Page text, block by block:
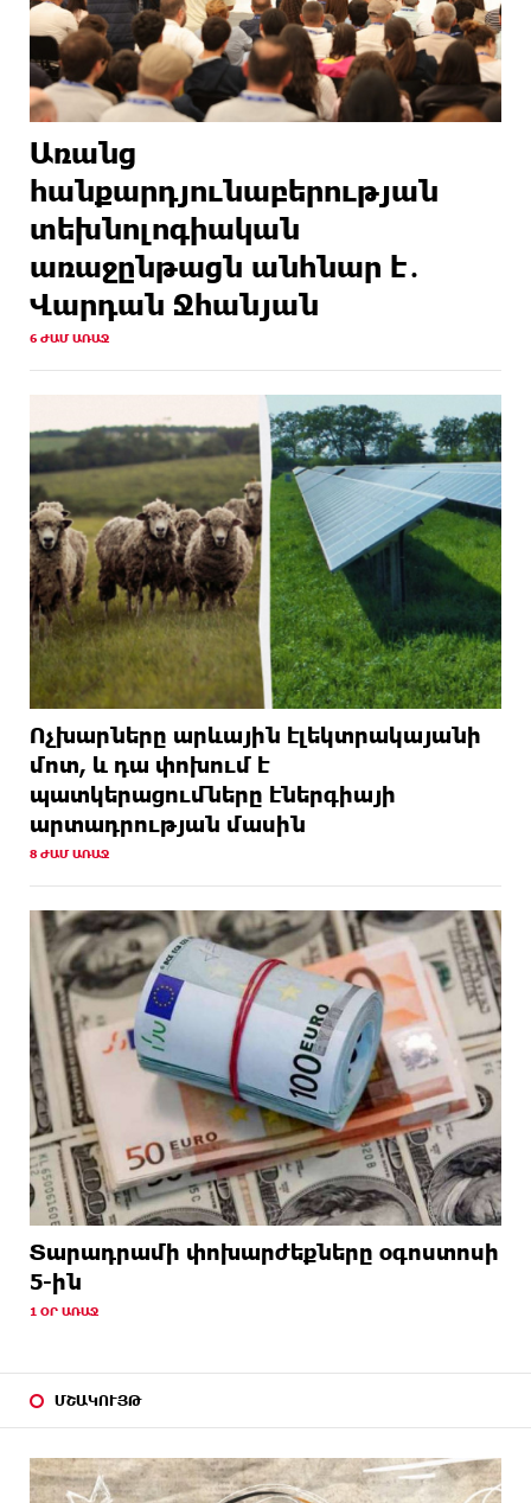
Առանց
հանքարդյունաբերության
տեխնոլոգիական
առաջընթացն անհնար է․
Վարդան Ջհանյան
6 ԺԱՄ ԱՌԱՋ
Ոչխարները արևային էլեկտրակայանի
մոտ, և դա փոխում է
պատկերացումները էներգիայի
արտադրության մասին
8 ԺԱՄ ԱՌԱՋ
Տարադրամի փոխարժեքները օգոստոսի
5-ին
1 ՕՐ ԱՌԱՋ
ՄՇԱԿՈՒՅԹ